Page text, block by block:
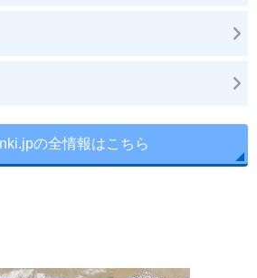
の全情報はこちら